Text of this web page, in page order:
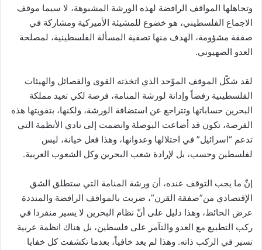
وتجاهلها المواقف الرافضة لهذه الورشة المشبوهة، لا سيما موقف
الاجماع الفلسطيني، هو خضوع للمشيئة الأميركية ومشاركة في
صفقة مشؤومة، الهدف منها تصفية المسألة الفلسطينية، لمصلحة
العدو الصهيوني.
لقد شكّل الموقف الموّحد الذي اتخذته القوى والفصائل والهيئات
الفلسطينية رفضاً وإدانة لورشة المنامة، فرصة لكي تعيد مملكة
البحرين حساباتها وتتراجع عن استضافة الورشة، ولكنها، بتفويتها هذه
الفرصة، تكون قد أضاعت البوصلة وانضمت إلى نادي الأنظمة التي
تدعم “اسرائيل” في احتلالها وعدوانها، وهذا فعل خيانة، ليس
لفلسطين وحسب، بل لإرادة شعب البحرين وكل الشعوب العربية.
إنّ ما يجب التوقف عنده، أن ورشة المنامة التي ستطلق الشق
الإقتصادي من”صفقة القرن”، ضربت بالمواقف الرافضة والمنددة
عرض الحائط، وهذا دليل على أنّ نظام البحرين لا يسير منفردا في
ركب التطبيع مع العدو والتآمر على فلسطين، بل هناك انظمة عربية
تسير في الركب ذاته. وهذا لم يعد خافياً، بعدما تكشفت كل خفايا